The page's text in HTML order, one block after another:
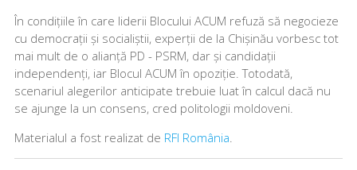
În condițiile în care liderii Blocului ACUM refuză să negocieze
cu democrații și socialiștii, experții de la Chișinău vorbesc tot
mai mult de o alianță PD - PSRM, dar și candidații
independenți, iar Blocul ACUM în opoziție. Totodată,
scenariul alegerilor anticipate trebuie luat în calcul dacă nu
se ajunge la un consens, cred politologii moldoveni.
Materialul a fost realizat de RFI România